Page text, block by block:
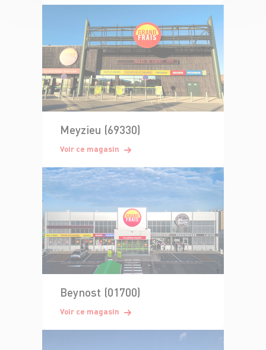
Meyzieu (69330)
Voir ce magasin
Beynost (01700)
Voir ce magasin